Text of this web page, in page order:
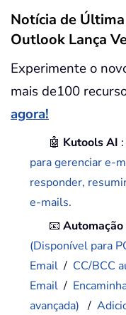
Notícia de
Outlook Lança
Experimente o
mais de100
agora!
🤖 Kutools AI :
para gerenciar e-
responder,
e-mails.
📧
(Disponível para
Email / CC/BCC
Email /
avançada) /